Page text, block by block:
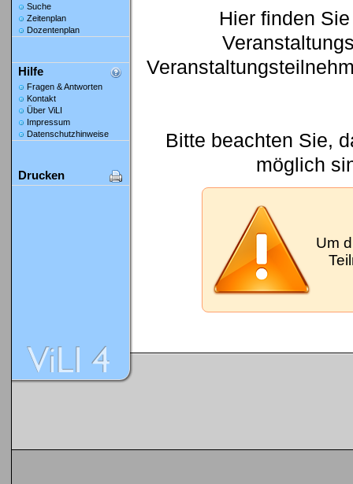
Suche
Zeitenplan
Dozentenplan
Hilfe
Fragen & Antworten
Kontakt
Über ViLI
Impressum
Datenschutzhinweise
Drucken
Hier finden
Bitte beachten Sie,
möglich
Um